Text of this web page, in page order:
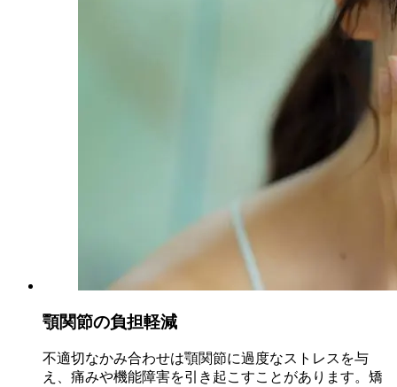
顎関節の負担軽減
不適切なかみ合わせは顎関節に過度なストレスを与
え、痛みや機能障害を引き起こすことがあります。矯